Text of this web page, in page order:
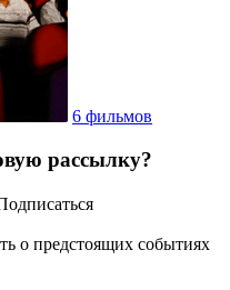
6 фильмов
рассылку?
о предстоящих событиях